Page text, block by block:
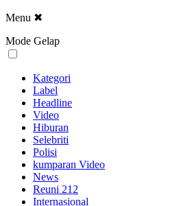
Menu ✖
Mode Gelap
Kategori
Label
Headline
Video
Hiburan
Selebriti
Polisi
kumparan Video
News
Reuni 212
Internasional